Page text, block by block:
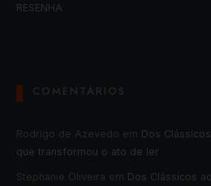
RESENHA
COMENTÁRIOS
Rodrigo de Azevedo em Dos
que transformou o ato de ler
Stephanie Oliveira em Dos Clássicos